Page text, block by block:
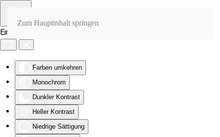
Eingabehilfen öffnen
Farben umkehren
Monochrom
Dunkler Kontrast
Heller Kontrast
Niedrige Sättigung
Zum Hauptinhalt springen